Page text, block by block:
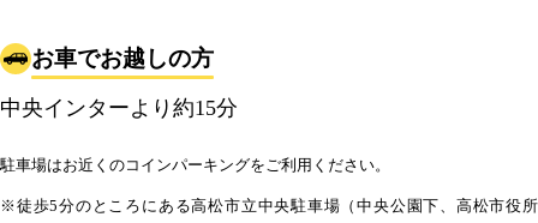
お車でお越しの方
中央インターより約15分
駐車場はお近くのコインパーキングをご利用ください。
※徒歩5分のところにある高松市立中央駐車場（中央公園下、高松市役所